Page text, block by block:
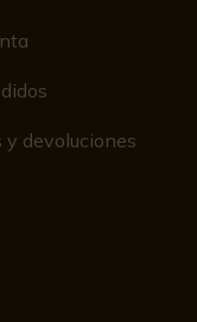
y devoluciones